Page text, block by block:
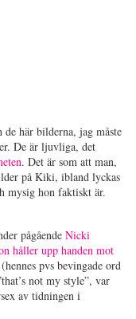
här bilderna, jag måste
De är ljuvliga, det
. Det är som att man,
på Kiki, ibland lyckas
mysig hon faktiskt är.
pågående Nicki
håller upp handen mot
pvs bevingade ord
not my style”, var
av tidningen i